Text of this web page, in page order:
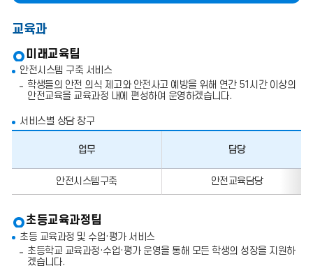
태
교육과
미래교육팀
안전시스템 구축 서비스
학생들의 안전 의식 제고와 안전사고 예방을 위해 연간 51시간 이상의
안전교육을 교육과정 내에 편성하여 운영하겠습니다.
서비스별 상담 창구
담
전
화
번
호,
업무 담당
안전시스템구축 안전교육담당
초등교육과정팀
초등 교육과정 및 수업·평가 서비스
초등학교 교육과정·수업·평가 운영을 통해 모든 학생의 성장을 지원하
겠습니다.